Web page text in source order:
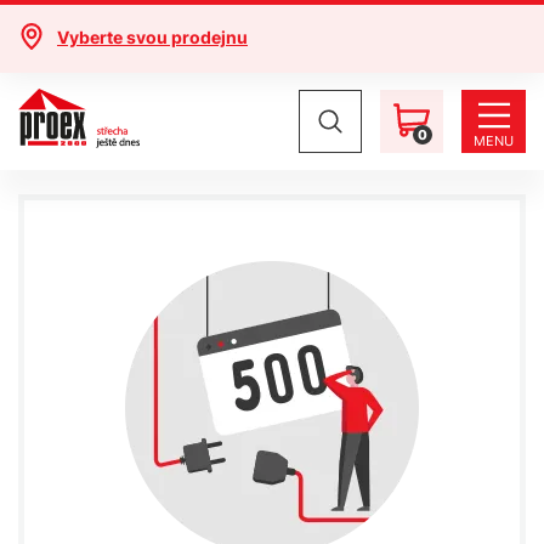
Vyberte svou prodejnu
0 MENU